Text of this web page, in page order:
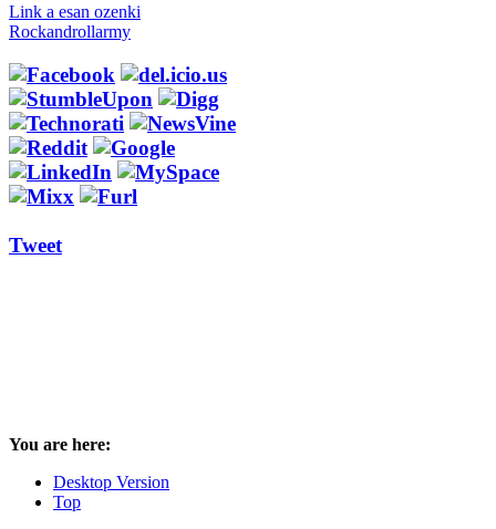
Link a esan ozenki
Rockandrollarmy
Tweet
You are here:
Desktop Version
Top